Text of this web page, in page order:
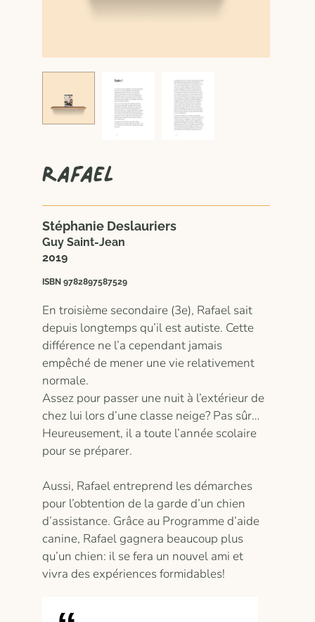
Rafael
Stéphanie Deslauriers
Guy Saint-Jean
2019
ISBN 9782897587529
En troisième secondaire (3e), Rafael sait
depuis longtemps qu’il est autiste. Cette
différence ne l’a cependant jamais
empêché de mener une vie relativement
normale.
Assez pour passer une nuit à l’extérieur de
chez lui lors d’une classe neige? Pas sûr…
Heureusement, il a toute l’année scolaire
pour se préparer.
Aussi, Rafael entreprend les démarches
pour l’obtention de la garde d’un chien
d’assistance. Grâce au Programme d’aide
canine, Rafael gagnera beaucoup plus
qu’un chien: il se fera un nouvel ami et
vivra des expériences formidables!